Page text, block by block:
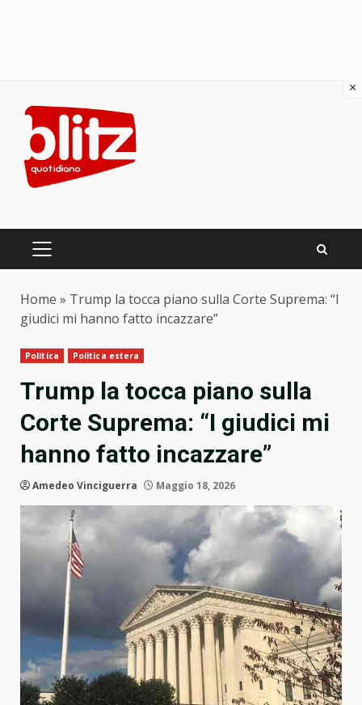
content
PRIMARY
Home » Trump la tocca piano sulla Corte Suprema: “I
giudici mi hanno fatto incazzare”
Politica Politica estera
Trump la tocca piano sulla
Corte Suprema: “I giudici mi
hanno fatto incazzare”
Amedeo Vinciguerra Maggio 18, 2026
×